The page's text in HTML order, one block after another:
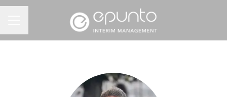
MENÚ DE EMPLEO